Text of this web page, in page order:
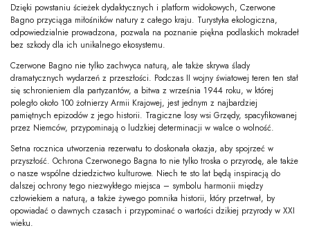
Dzięki powstaniu ścieżek dydaktycznych i platform widokowych, Czerwone
Bagno przyciąga miłośników natury z całego kraju. Turystyka ekologiczna,
odpowiedzialnie prowadzona, pozwala na poznanie piękna podlaskich mokradeł
bez szkody dla ich unikalnego ekosystemu.
Czerwone Bagno nie tylko zachwyca naturą, ale także skrywa ślady
dramatycznych wydarzeń z przeszłości. Podczas II wojny światowej teren ten stał
się schronieniem dla partyzantów, a bitwa z września 1944 roku, w której
poległo około 100 żołnierzy Armii Krajowej, jest jednym z najbardziej
pamiętnych epizodów z jego historii. Tragiczne losy wsi Grzędy, spacyfikowanej
przez Niemców, przypominają o ludzkiej determinacji w walce o wolność.
Setna rocznica utworzenia rezerwatu to doskonała okazja, aby spojrzeć w
przyszłość. Ochrona Czerwonego Bagna to nie tylko troska o przyrodę, ale także
o nasze wspólne dziedzictwo kulturowe. Niech te sto lat będą inspiracją do
dalszej ochrony tego niezwykłego miejsca – symbolu harmonii między
człowiekiem a naturą, a także żywego pomnika historii, który przetrwał, by
opowiadać o dawnych czasach i przypominać o wartości dzikiej przyrody w XXI
wieku.